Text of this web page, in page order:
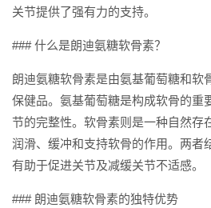
关节提供了强有力的支持。
### 什么是朗迪氨糖软骨素？
朗迪氨糖软骨素是由氨基葡萄糖和软
保健品。氨基葡萄糖是构成软骨的重
节的完整性。软骨素则是一种自然存
润滑、缓冲和支持软骨的作用。两者
有助于促进关节及减缓关节不适感。
### 朗迪氨糖软骨素的独特优势